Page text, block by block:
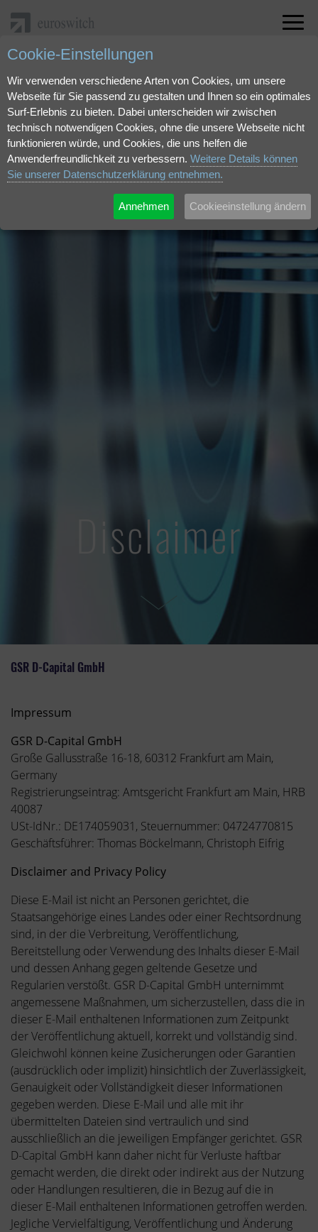
Disclaimer
GSR D-Capital GmbH
Impressum
GSR D-Capital GmbH
Große Gallusstraße 16-18, 60312 Frankfurt am Main,
Germany
Registrierungseintrag: Amtsgericht Frankfurt am Main, HRB
40087
USt-IdNr.: DE174059031, Steuernummer: 04724770815
Geschäftsführer: Thomas Böckelmann, Christoph Eifrig
Disclaimer and Privacy Policy
Diese E-Mail ist nicht an Personen gerichtet, die
Staatsangehörige eines Landes oder einer Rechtsordnung
sind, in der die Verbreitung, Veröffentlichung,
Bereitstellung oder Verwendung des Inhalts dieser E-Mail
und dessen Anhang gegen geltende Gesetze und
Regularien verstößt. GSR D-Capital GmbH unternimmt
angemessene Maßnahmen, um sicherzustellen, dass die in
dieser E-Mail enthaltenen Informationen zum Zeitpunkt
der Veröffentlichung aktuell, korrekt und vollständig sind.
Gleichwohl können keine Zusicherungen oder Garantien
(ausdrücklich oder implizit) hinsichtlich der Zuverlässigkeit,
Genauigkeit oder Vollständigkeit dieser Informationen
gegeben werden. Diese E-Mail und alle mit ihr
übermittelten Dateien sind vertraulich und sind
ausschließlich an die jeweiligen Empfänger gerichtet. GSR
D-Capital GmbH kann daher nicht für Verluste haftbar
gemacht werden, die direkt oder indirekt aus der Nutzung
oder Handlungen resultieren, die in Bezug auf die in
dieser E-Mail enthaltenen Informationen getroffen werden.
Jegliche Vervielfältigung, Veröffentlichung und Änderung
Cookie-Einstellungen
Wir verwenden verschiedene Arten von Cookies, um unsere
Webseite für Sie passend zu gestalten und Ihnen so ein optimales
Surf-Erlebnis zu bieten. Dabei unterscheiden wir zwischen
technisch notwendigen Cookies, ohne die unsere Webseite nicht
funktionieren würde, und Cookies, die uns helfen die
Anwenderfreundlichkeit zu verbessern. Weitere Details können
Sie unserer Datenschutzerklärung entnehmen.
Annehmen Cookieeinstellung ändern